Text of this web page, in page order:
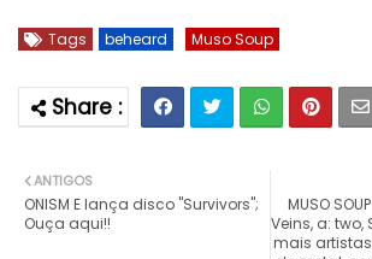
Tags beheard Muso Soup
MUSO
Veins, a: two,
mais
ANTIGOS
ONISM E lança disco "Survivors";
Ouça aqui!!